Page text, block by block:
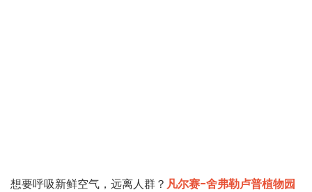
想要呼吸新鲜空气，远离人群？凡尔赛-舍弗勒卢普植物园